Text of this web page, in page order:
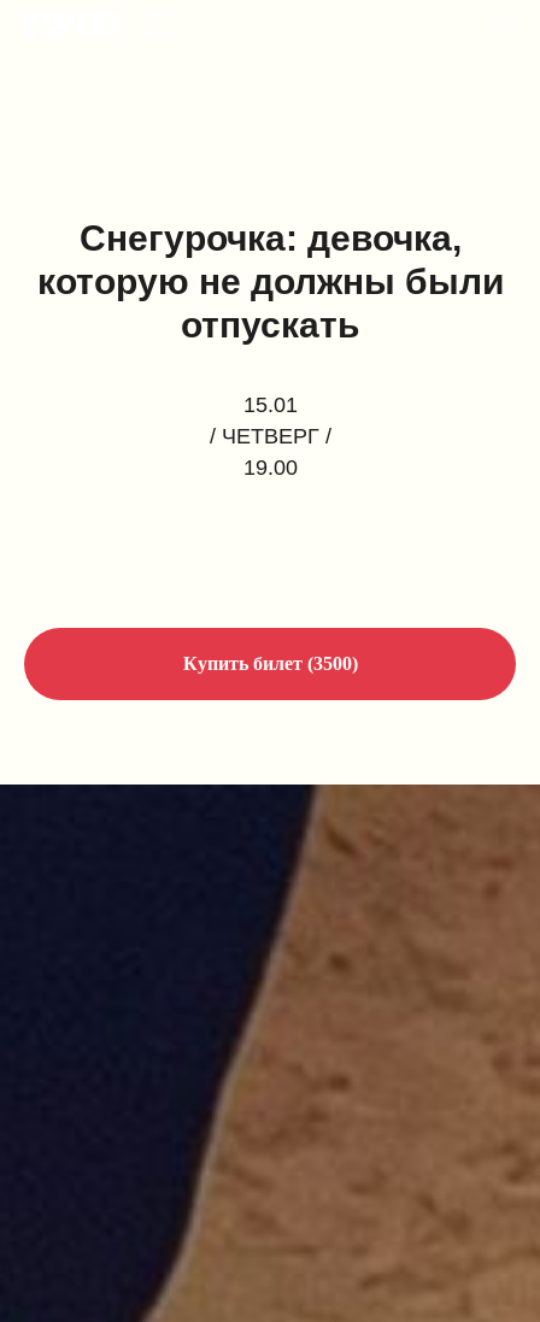
Снегурочка: девочка,
которую не должны были
отпускать
15.01
/ ЧЕТВЕРГ /
19.00
Купить билет (3500)